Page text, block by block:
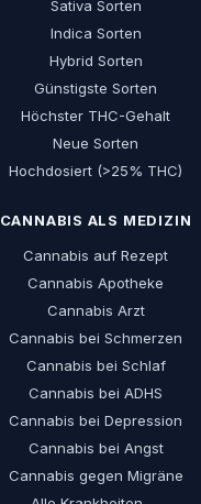
Sativa Sorten
Indica Sorten
Hybrid Sorten
Günstigste Sorten
Höchster THC-Gehalt
Neue Sorten
Hochdosiert (>25% THC)
CANNABIS ALS MEDIZIN
Cannabis auf Rezept
Cannabis Apotheke
Cannabis Arzt
Cannabis bei Schmerzen
Cannabis bei Schlaf
Cannabis bei ADHS
Cannabis bei Depression
Cannabis bei Angst
Cannabis gegen Migräne